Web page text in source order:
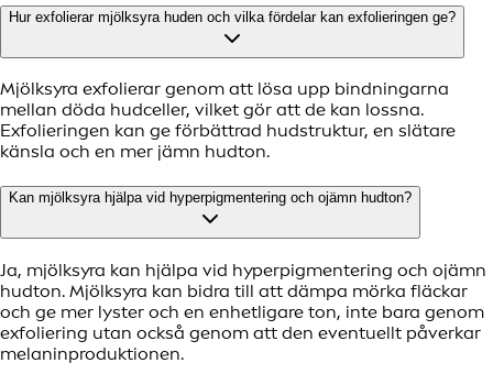
Hur exfolierar mjölksyra huden och vilka fördelar kan exfolieringen ge?
Mjölksyra exfolierar genom att lösa upp bindningarna
mellan döda hudceller, vilket gör att de kan lossna.
Exfolieringen kan ge förbättrad hudstruktur, en slätare
känsla och en mer jämn hudton.
Kan mjölksyra hjälpa vid hyperpigmentering och ojämn hudton?
Ja, mjölksyra kan hjälpa vid hyperpigmentering och ojämn
hudton. Mjölksyra kan bidra till att dämpa mörka fläckar
och ge mer lyster och en enhetligare ton, inte bara genom
exfoliering utan också genom att den eventuellt påverkar
melaninproduktionen.